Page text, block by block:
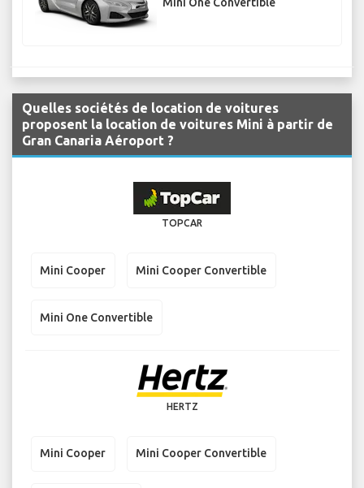
Quelles sociétés de location de voitures
proposent la location de voitures Mini à partir de
Gran Canaria Aéroport ?
TOPCAR
Mini Cooper Mini Cooper Convertible
Mini One Convertible
HERTZ
Mini Cooper Mini Cooper Convertible